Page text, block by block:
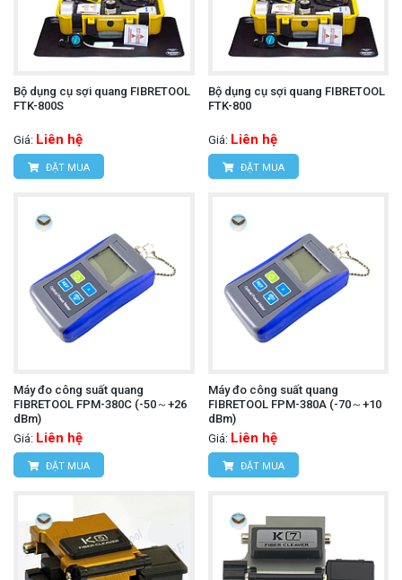
Bộ dụng cụ sợi quang FIBRETOOL
FTK-800S
Giá: Liên hệ
ĐẶT MUA
Bộ dụng cụ sợi quang FIBRETOOL
FTK-800
Giá: Liên hệ
ĐẶT MUA
Máy đo công suất quang
FIBRETOOL FPM-380C (-50～+26
dBm)
Giá: Liên hệ
ĐẶT MUA
Máy đo công suất quang
FIBRETOOL FPM-380A (-70～+10
dBm)
Giá: Liên hệ
ĐẶT MUA